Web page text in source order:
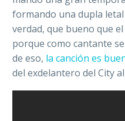
formando una dupla letal
verdad, que bueno que
porque como cantante
de eso, la canción es
del exdelantero del City